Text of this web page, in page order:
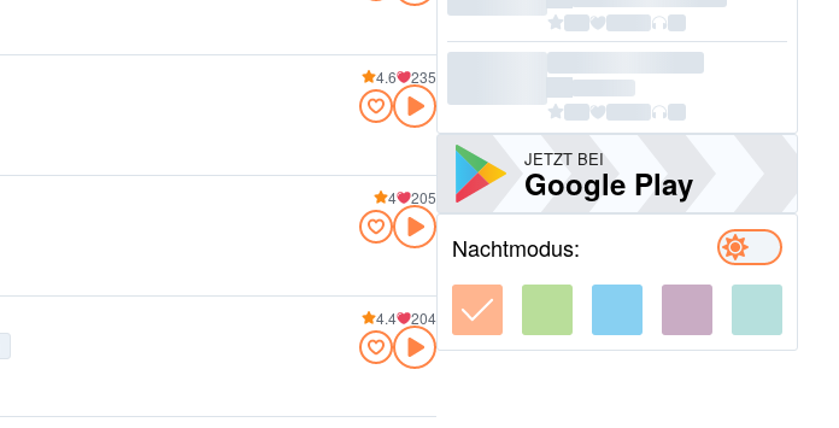
4.6 235
4 205
4.4 204
JETZT BEI
Google Play
Nachtmodus: